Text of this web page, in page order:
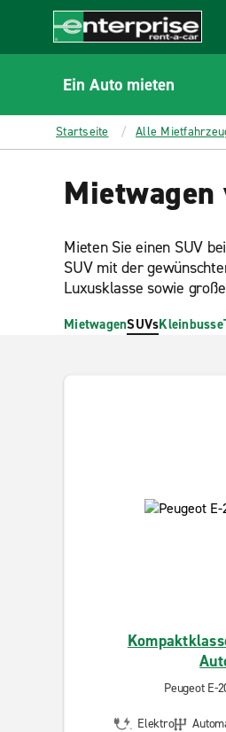
CONTENT
Enterprise
Ein Auto mieten
Startseite Alle
Mieten Sie einen SUV
SUV mit der
Luxusklasse sowie
MietwagenSUVsKleinbusse
Peugeot E-
Elektro